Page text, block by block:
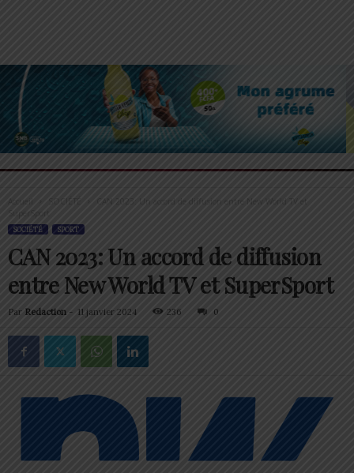
Accueil
CAN 2023: Un accord de diffusion entre New World TV et
SuperSport
SOCIÉTÉ SPORT
CAN 2023: Un accord de diffusion
entre New World TV et SuperSport
Par Redaction - 11 janvier 2024 236 0